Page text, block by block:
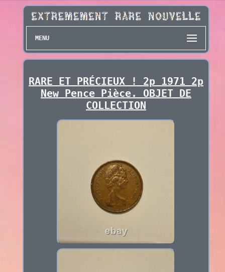
MENU
RARE ET PRÉCIEUX ! 2p 1971 2p
New Pence Pièce. OBJET DE
COLLECTION